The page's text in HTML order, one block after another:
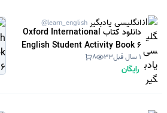
انگلیسی یادبگیر @learn_english
دانلود کتاب Oxford International
English Student Activity Book 6
(نسخه PDF)1 سال قبل 33
8
رایگان